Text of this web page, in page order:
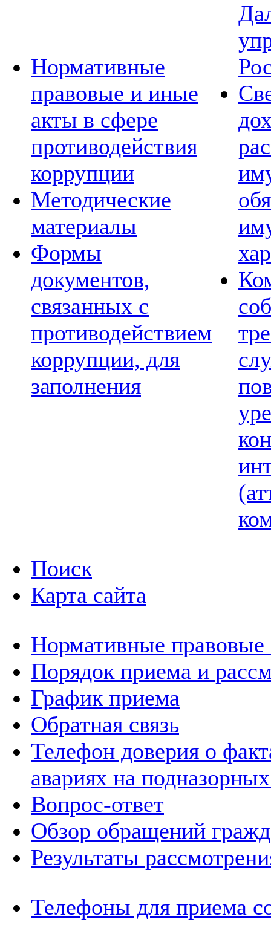
Нормативные
правовые и иные
акты в сфере
противодействия
коррупции
Методические
материалы
Формы
документов,
связанных с
противодействием
коррупции, для
заполнения
Поиск
Карта сайта
Нормативные правовые
Порядок приема и
График приема
Обратная связь
Телефон доверия о
авариях на
Вопрос-ответ
Обзор обращений
Результаты
Телефоны для приема